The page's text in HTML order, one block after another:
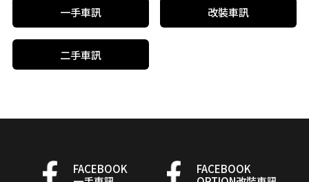
一手車訊 改裝車訊
二手車訊
FACEBOOK
FACEBOOK